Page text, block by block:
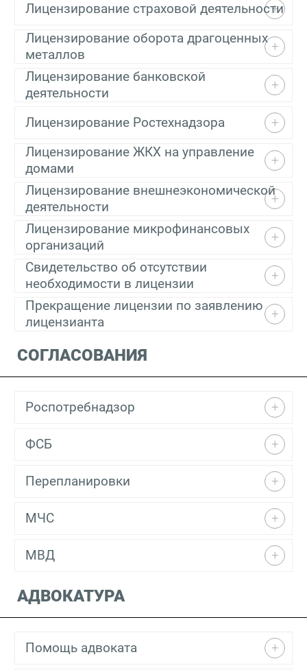
Лицензирование страховой деятельности
Лицензирование оборота драгоценных
металлов
Лицензирование банковской
деятельности
Лицензирование Ростехнадзора
Лицензирование ЖКХ на управление
домами
Лицензирование внешнеэкономической
деятельности
Лицензирование микрофинансовых
организаций
Свидетельство об отсутствии
необходимости в лицензии
Прекращение лицензии по заявлению
лицензианта
СОГЛАСОВАНИЯ
Роспотребнадзор
ФСБ
Перепланировки
МЧС
МВД
АДВОКАТУРА
Помощь адвоката